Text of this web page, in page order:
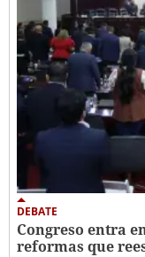
DEBATE
Congreso entra
reformas que